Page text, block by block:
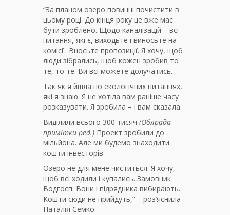
“За планом озеро повинні почистити в
цьому році. До кінця року це вже має
бути зроблено. Щодо каналізацій – всі
питання, які є, виходьте і виносьте на
комісії. Вносьте пропозиції. Я хочу, щоб
люди зібрались, щоб кожен зробив то
те, то те. Ви всі можете долучатись.
Так як я йшла по екологічних питаннях,
які я знаю. Я не хотіла вам раніше часу
розказувати. Я зробила – і вам сказала.
Виділили всього 300 тисяч (Облрада –
примітки ред.) Проект зробили до
мільйона. Але ми будемо знаходити
кошти інвесторів.
Озеро не для мене чиститься. Я хочу,
щоб всі ходили і купались. Замовник
Водгосп. Вони і підрядника вибирають.
Кошти сюди не прийдуть,” – роз’яснила
Наталія Семко.